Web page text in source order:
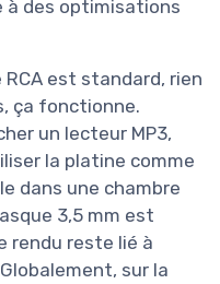
à des optimisations
est standard, rien
ça fonctionne.
un lecteur MP3,
la platine comme
dans une chambre
3,5 mm est
rendu reste lié à
sur la